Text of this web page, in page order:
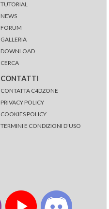
TUTORIAL
NEWS
FORUM
GALLERIA
DOWNLOAD
CERCA
CONTATTI
CONTATTA C4DZONE
PRIVACY POLICY
COOKIES POLICY
TERMINI E CONDIZIONI D'USO